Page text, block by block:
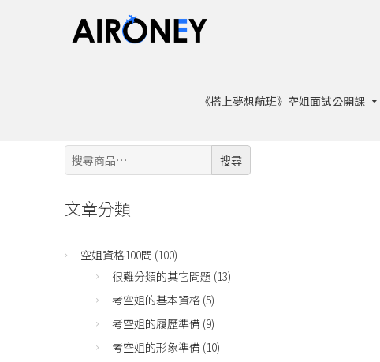
《搭上夢想航班》空姐面試公開課
Q40: 我覺得我的眼睛不夠有神，可不可以帶放大片？
搜
尋:
搜尋
文章分類
空姐資格100問 (100)
很難分類的其它問題 (13)
考空姐的基本資格 (5)
考空姐的履歷準備 (9)
考空姐的形象準備 (10)